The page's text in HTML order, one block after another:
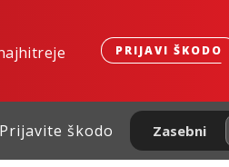
PRIJAVI ŠKODO
Prijavite škodo Zasebni